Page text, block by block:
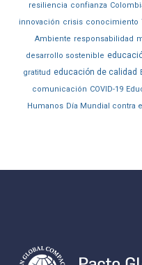
resiliencia confianza
innovación crisis conocimiento
Ambiente responsabilidad
desarrollo sostenible
gratitud educación de calidad
comunicación COVID-19
Humanos Día Mundial contra